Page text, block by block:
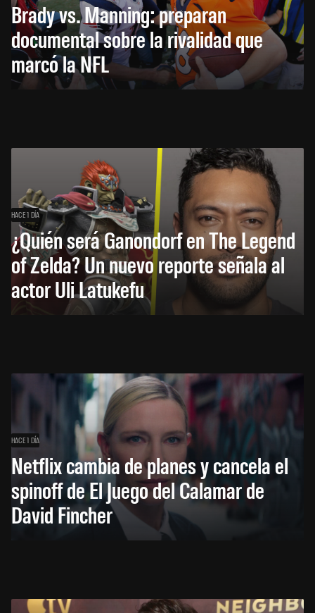
Brady vs. Manning: preparan
documental sobre la rivalidad que
marcó la NFL
HACE 1 DÍA
¿Quién será Ganondorf en The Legend
of Zelda? Un nuevo reporte señala al
actor Uli Latukefu
HACE 1 DÍA
Netflix cambia de planes y cancela el
spinoff de El Juego del Calamar de
David Fincher